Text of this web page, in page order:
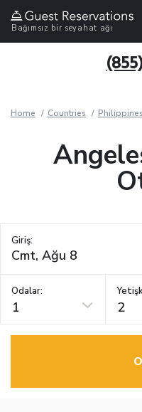
Bağımsız bir seyahat ağı
Home Countries Philippines
Giriş:
Odalar:
1 2